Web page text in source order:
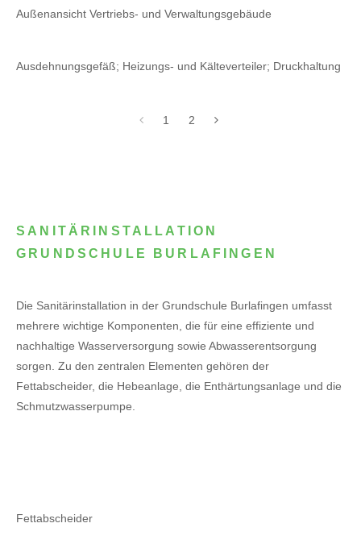
Außenansicht Vertriebs- und Verwaltungsgebäude
Ausdehnungsgefäß; Heizungs- und Kälteverteiler; Druckhaltung
1 2
SANITÄRINSTALLATION
GRUNDSCHULE BURLAFINGEN
Die Sanitärinstallation in der Grundschule Burlafingen umfasst
mehrere wichtige Komponenten, die für eine effiziente und
nachhaltige Wasserversorgung sowie Abwasserentsorgung
sorgen. Zu den zentralen Elementen gehören der
Fettabscheider, die Hebeanlage, die Enthärtungsanlage und die
Schmutzwasserpumpe.
Fettabscheider